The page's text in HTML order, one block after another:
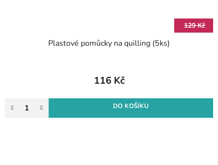
129 Kč
Plastové pomůcky na quilling (5ks)
116 Kč
DO KOŠÍKU